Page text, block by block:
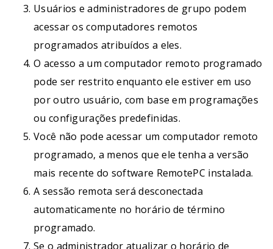
Usuários e administradores de grupo podem
acessar os computadores remotos
programados atribuídos a eles.
O acesso a um computador remoto programado
pode ser restrito enquanto ele estiver em uso
por outro usuário, com base em programações
ou configurações predefinidas.
Você não pode acessar um computador remoto
programado, a menos que ele tenha a versão
mais recente do software RemotePC instalada.
A sessão remota será desconectada
automaticamente no horário de término
programado.
Se o administrador atualizar o horário de